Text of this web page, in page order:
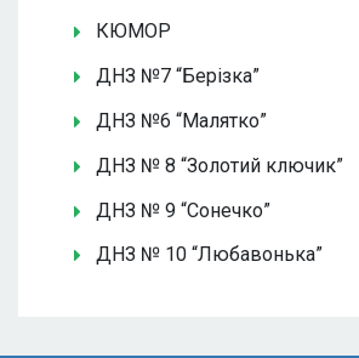
КЮМОР
ДНЗ №7 “Берізка”
ДНЗ №6 “Малятко”
ДНЗ № 8 “Золотий ключик”
ДНЗ № 9 “Сонечко”
ДНЗ № 10 “Любавонька”